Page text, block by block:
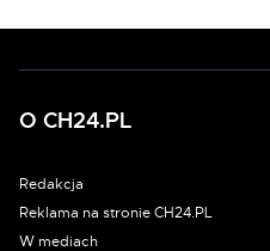
O CH24.PL
Redakcja
Reklama na stronie CH24.PL
W mediach